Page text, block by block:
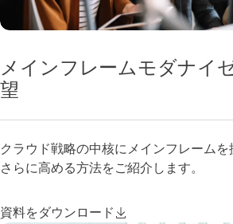
メインフレームモダナイ
望
クラウド戦略の中核にメインフレーム
さらに高める方法をご紹介します。
資料をダウンロード